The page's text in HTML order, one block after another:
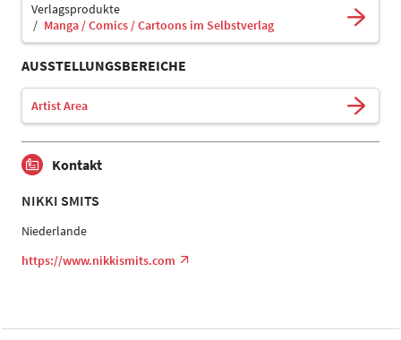
Verlagsprodukte
Manga / Comics / Cartoons im Selbstverlag
AUSSTELLUNGSBEREICHE
Artist Area
Kontakt
NIKKI SMITS
Niederlande
https://www.nikkismits.com